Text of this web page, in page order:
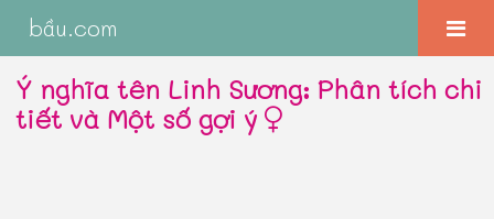
bầu.com
Ý nghĩa tên Linh Sương: Phân tích chi
tiết và Một số gợi ý